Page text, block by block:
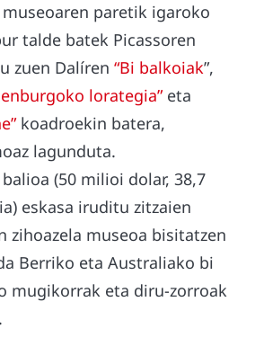
museoaren paretik igaroko
talde batek Picassoren
zuen Dalíren “Bi balkoiak”,
lorategia”eta
koadroekin batera,
lagunduta.
(50 milioi dolar, 38,7
eskasa iruditu zitzaien
zihoazela museoa bisitatzen
Berriko eta Australiako bi
mugikorrak eta diru-zorroak